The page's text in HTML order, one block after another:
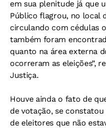
em sua plenitude já que
Público flagrou, no local
circulando com cédulas
também foram
quanto na área externa
ocorreram as eleições”,
Justiça.
Houve ainda o fato de
de votação, se
de eleitores que não